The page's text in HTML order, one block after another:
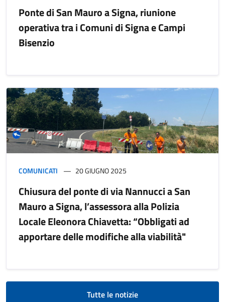
Ponte di San Mauro a Signa, riunione
operativa tra i Comuni di Signa e Campi
Bisenzio
COMUNICATI 20 GIUGNO 2025
Chiusura del ponte di via Nannucci a San
Mauro a Signa, l’assessora alla Polizia
Locale Eleonora Chiavetta: “Obbligati ad
apportare delle modifiche alla viabilità"
Tutte le notizie